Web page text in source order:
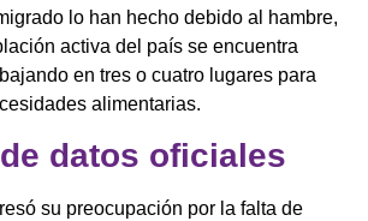
lo han hecho debido al hambre,
activa del país se encuentra
en tres o cuatro lugares para
alimentarias.
datos oficiales
su preocupación por la falta de